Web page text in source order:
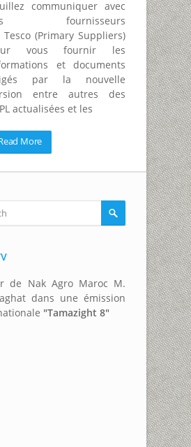
communiquer avec
fournisseurs
Tesco (Primary Suppliers)
vous fournir les
et documents
par la nouvelle
entre autres des
actualisées et les
More
de Nak Agro Maroc M.
dans une émission
"Tamazight 8"